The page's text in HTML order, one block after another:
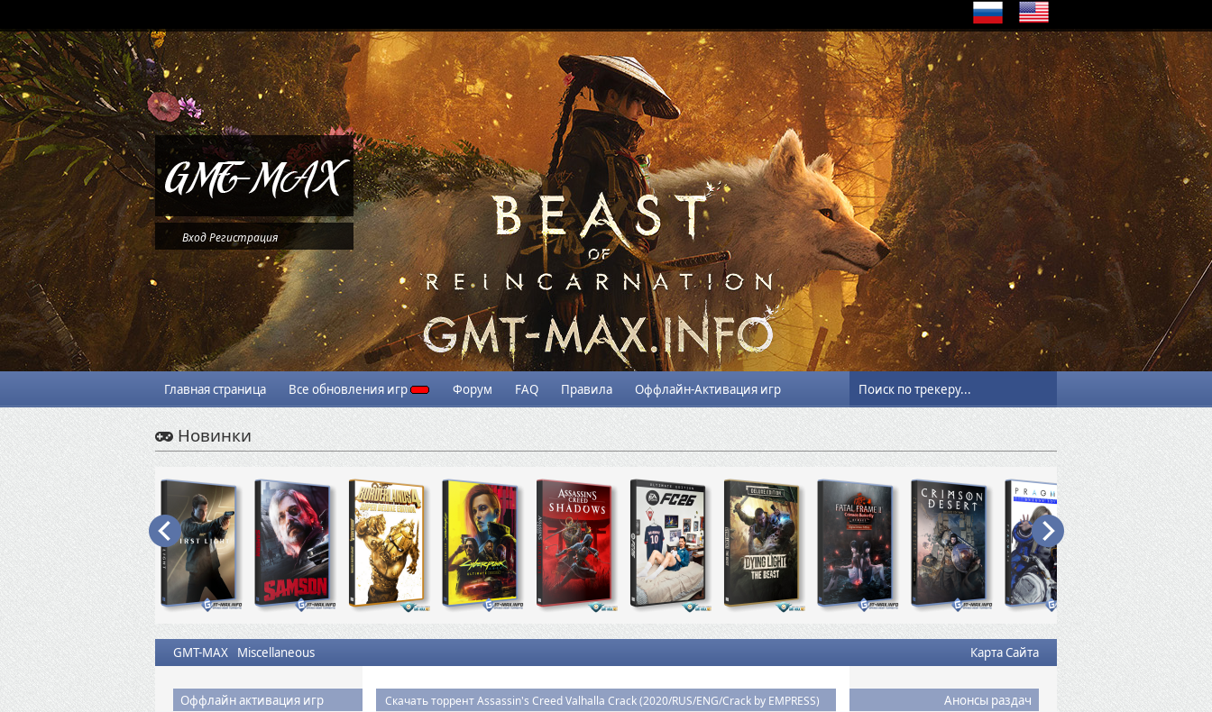
ВходРегистрация
Главная страница Все обновления игр Форум FAQ Правила Оффлайн-Активация игр
Новинки
GMT-MAX Miscellaneous Карта Сайта
Анонсы раздач
Оффлайн активация игр
Скачать торрент Assassin's Creed Valhalla Crack (2020/RUS/ENG/Crack by EMPRESS)